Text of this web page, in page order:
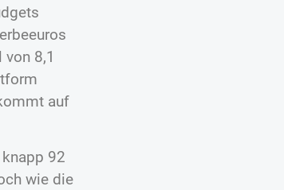
8,1
auf
92
wie die